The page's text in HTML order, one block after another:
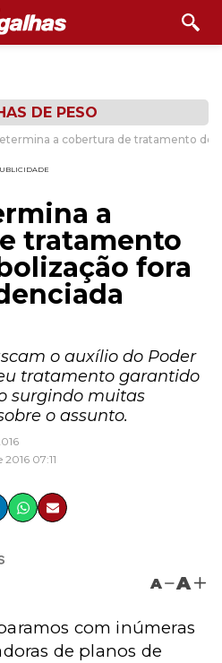
DE PESO
a cobertura de tratamento de
a
tratamento
fora
o auxílio do Poder
tratamento garantido
surgindo muitas
o assunto.
07:11
A A
com inúmeras
de planos de